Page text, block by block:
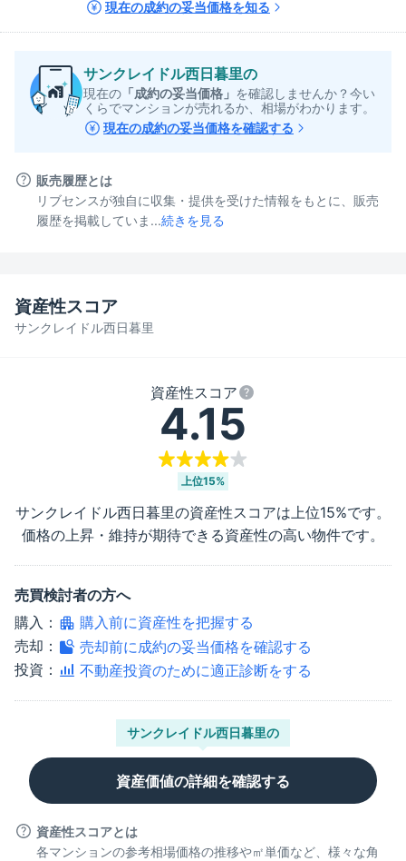
現在の成約の妥当価格を知る
サンクレイドル西日暮里の
現在の 「成約の妥当価格」 を確認しませんか？今い
くらでマンションが売れるか、相場がわかります。
現在の成約の妥当価格を確認する
販売履歴とは
リブセンスが独自に収集・提供を受けた情報をもとに、販売
履歴を掲載していま...続きを見る
サンクレイドル西日暮里
資産性スコア
資産性スコア
4.15
上位15%
サンクレイドル西日暮里の資産性スコアは上位15%です。
価格の上昇・維持が期待できる資産性の高い物件です。
売買検討者の方へ
購入：
購入前に資産性を把握する
売却：
売却前に成約の妥当価格を確認する
投資：
不動産投資のために適正診断をする
サンクレイドル西日暮里の
資産価値の詳細を確認する
資産性スコアとは
各マンションの参考相場価格の推移や㎡単価など、様々な角